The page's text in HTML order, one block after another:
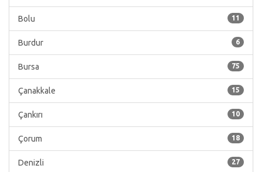
11
Bolu
6
Burdur
75
Bursa
15
Çanakkale
10
Çankırı
18
Çorum
27
Denizli